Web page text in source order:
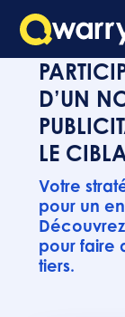
D’UN
LE
Votre
pour un
pour faire
tiers.